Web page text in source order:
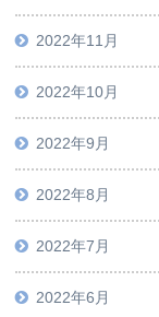
2022年11月
2022年10月
2022年9月
2022年8月
2022年7月
2022年6月